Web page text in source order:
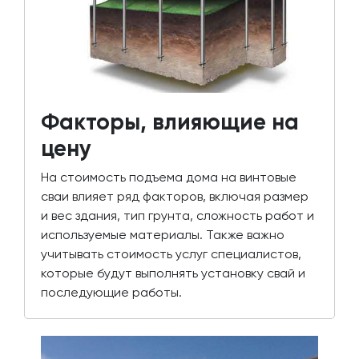
Факторы, влияющие на
цену
На стоимость подъема дома на винтовые
сваи влияет ряд факторов, включая размер
и вес здания, тип грунта, сложность работ и
используемые материалы. Также важно
учитывать стоимость услуг специалистов,
которые будут выполнять установку свай и
последующие работы.